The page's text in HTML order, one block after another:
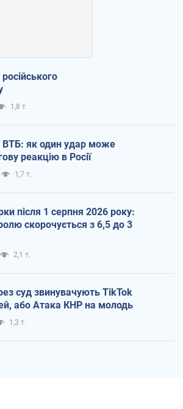
1,8 т.
ВТБ: як один удар може
реакцію в Росії
1,7 т.
після 1 серпня 2026 року:
скорочується з 6,5 до 3
2,1 т.
суд звинувачують TikTok
або Атака КНР на молодь
1,3 т.